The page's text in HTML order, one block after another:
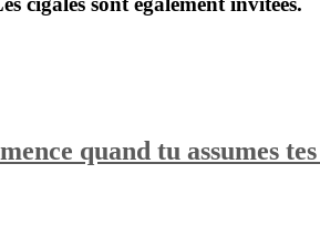
quand tu assumes